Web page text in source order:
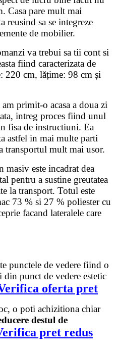
Casa pare mult mai
reusind sa se integreze
de mobilier.
va trebui sa tii cont si
fiind caracterizata de
220 cm, lățime: 98 cm și
primit-o acasa a doua zi
intreg proces fiind unul
fisa de instructiuni. Ea
astfel in mai multe parti
transportul mult mai usor.
este incadrat dea
pentru a sustine greutatea
la transport. Totul este
73 % si 27 % poliester cu
facand lateralele care
punctele de vedere fiind o
din punct de vedere estetic
oferta pret
o poti achizitiona chiar
destul de
pret redus